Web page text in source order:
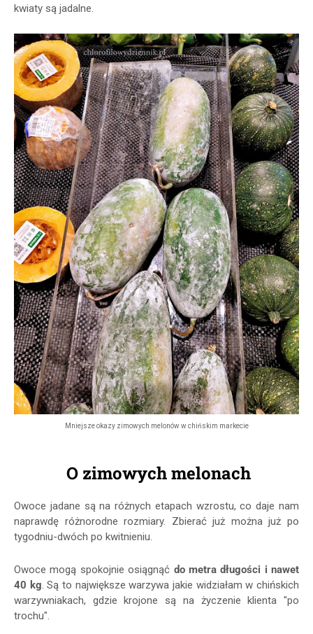
kwiaty są jadalne.
Mniejsze okazy zimowych melonów w chińskim markecie
O zimowych melonach
Owoce jadane są na różnych etapach wzrostu, co daje nam
naprawdę różnorodne rozmiary. Zbierać już można już po
tygodniu-dwóch po kwitnieniu.
Owoce mogą spokojnie osiągnąć do metra długości i nawet
40 kg. Są to największe warzywa jakie widziałam w chińskich
warzywniakach, gdzie krojone są na życzenie klienta "po
trochu".